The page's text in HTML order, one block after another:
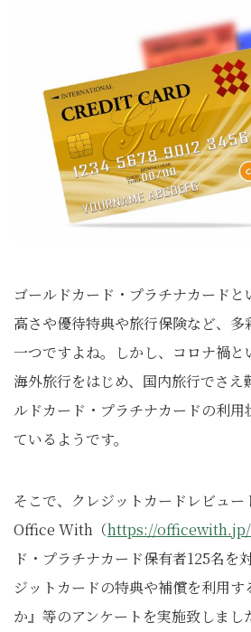
ゴールドカード・プラチナカード
高さや優待特典や旅行保険など、
一つですよね。しかし、コロナ禍と
海外旅行をはじめ、国内旅行でさえ
ルドカード・プラチナカードの利
ているようです。
そこで、クレジットカードレビュー
Office With（https://officewith.jp/
ド・プラチナカード保有者125名を
ジットカードの特典や補償を利用す
か』等のアンケートを実施致しまし